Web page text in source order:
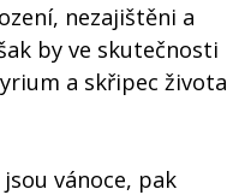
nezajištěni a
by ve skutečnosti
a skřipec života
vánoce, pak